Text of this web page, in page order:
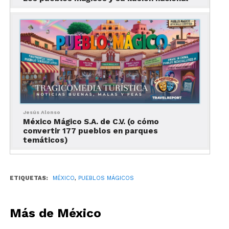
Vistas del Volcán de Fuego y el Nevado
de Colima
8. Todos Santos
¿Por qué?
ubicado en Baja California Sur, es ideal para
Jesús Alonso
México Mágico S.A. de C.V. (o cómo
convertir 177 pueblos en parques
temáticos)
ETIQUETAS: MÉXICO, PUEBLOS MÁGICOS
Más de México